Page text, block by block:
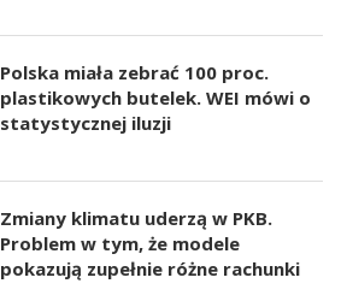
Polska miała zebrać 100 proc.
plastikowych butelek. WEI mówi o
statystycznej iluzji
Zmiany klimatu uderzą w PKB.
Problem w tym, że modele
pokazują zupełnie różne rachunki